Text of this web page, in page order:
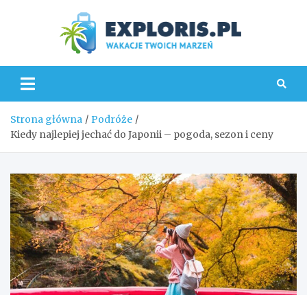
Strona główna
Podróże
Kiedy najlepiej jechać do Japonii – pogoda, sezon i ceny